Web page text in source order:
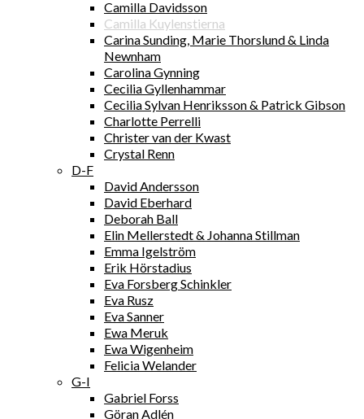
Camilla Davidsson
Camilla Kuylenstierna
Carina Sunding, Marie Thorslund & Linda
Newnham
Carolina Gynning
Cecilia Gyllenhammar
Cecilia Sylvan Henriksson & Patrick Gibson
Charlotte Perrelli
Christer van der Kwast
Crystal Renn
D-F
David Andersson
David Eberhard
Deborah Ball
Elin Mellerstedt & Johanna Stillman
Emma Igelström
Erik Hörstadius
Eva Forsberg Schinkler
Eva Rusz
Eva Sanner
Ewa Meruk
Ewa Wigenheim
Felicia Welander
G-I
Gabriel Forss
Göran Adlén